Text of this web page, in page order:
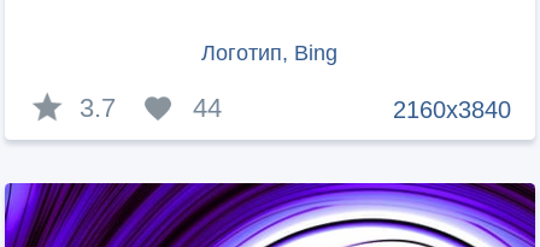
Логотип, Bing
2160x3840
3.7 44